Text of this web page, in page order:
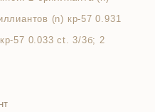
(n) кр-57 0.931
57 0.033 ct. 3/3б; 2